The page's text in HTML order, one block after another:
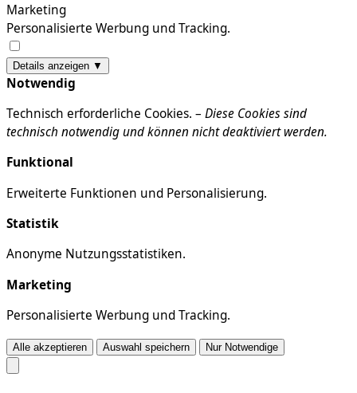
Marketing
Personalisierte Werbung und Tracking.
Details anzeigen ▼
Notwendig
Technisch erforderliche Cookies. – Diese Cookies sind
technisch notwendig und können nicht deaktiviert werden.
Funktional
Erweiterte Funktionen und Personalisierung.
Statistik
Anonyme Nutzungsstatistiken.
Marketing
Personalisierte Werbung und Tracking.
Alle akzeptieren Auswahl speichern Nur Notwendige